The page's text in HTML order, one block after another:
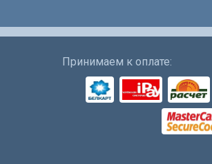
Принимаем к оплате: